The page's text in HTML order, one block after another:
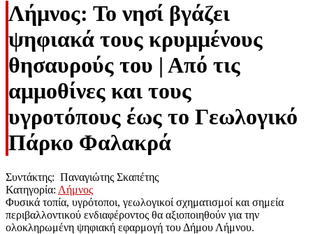
Λήμνος: Το νησί βγάζει
ψηφιακά τους κρυμμένους
θησαυρούς του | Από τις
αμμοθίνες και τους
υγροτόπους έως το Γεωλογικό
Πάρκο Φαλακρά
Συντάκτης: Παναγιώτης Σκαπέτης
Κατηγορία: Λήμνος
Φυσικά τοπία, υγρότοποι, γεωλογικοί σχηματισμοί και σημεία
περιβαλλοντικού ενδιαφέροντος θα αξιοποιηθούν για την
ολοκληρωμένη ψηφιακή εφαρμογή του Δήμου Λήμνου.